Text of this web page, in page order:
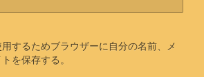
するためブラウザーに自分の名前、メ
を保存する。